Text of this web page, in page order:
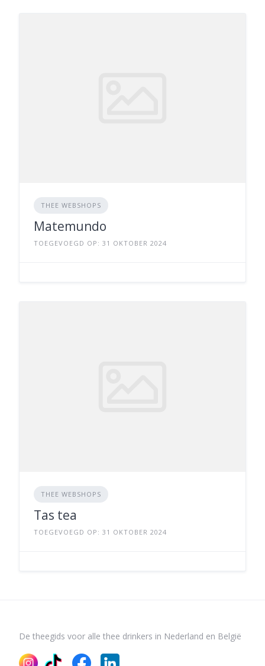
THEE WEBSHOPS
Matemundo
TOEGEVOEGD OP: 31 OKTOBER 2024
THEE WEBSHOPS
Tas tea
TOEGEVOEGD OP: 31 OKTOBER 2024
De theegids voor alle thee drinkers in Nederland en België